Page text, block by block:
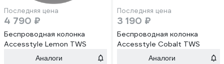
Последняя цена
4 790 ₽
Беспроводная колонка
Accesstyle Lemon TWS
Аналоги
Последняя цена
3 190 ₽
Беспроводная колонка
Accesstyle Cobalt TWS
Аналоги